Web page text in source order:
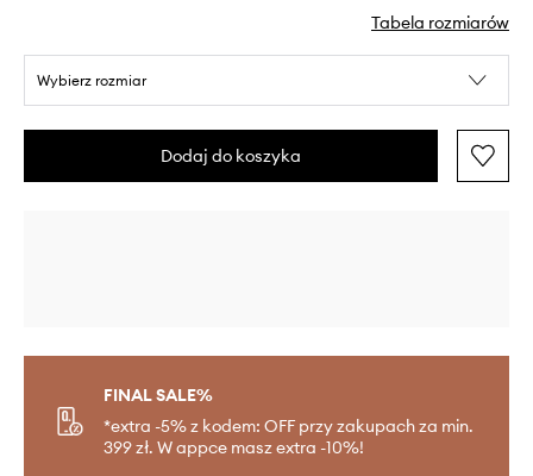
Tabela rozmiarów
Wybierz rozmiar
Dodaj do koszyka
FINAL SALE%
*extra -5% z kodem: OFF przy zakupach za min.
399 zł. W appce masz extra -10%!